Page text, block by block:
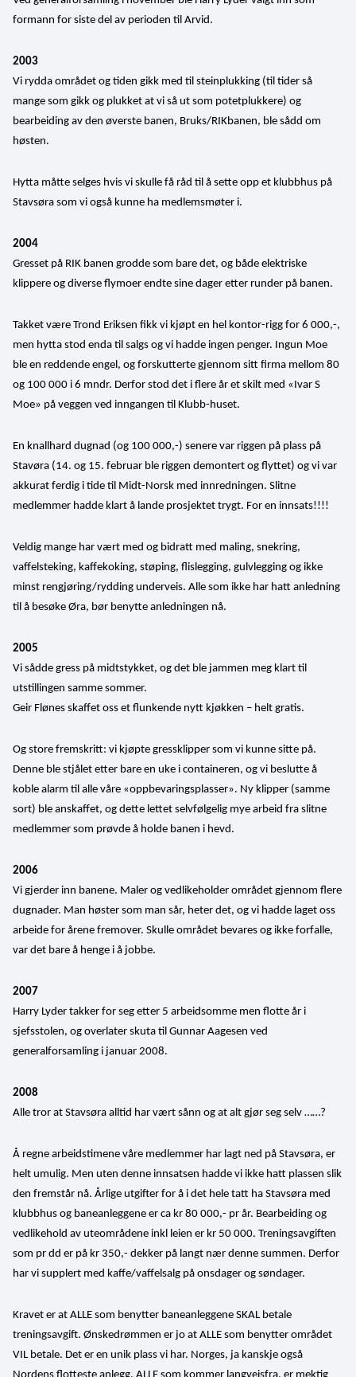
formann for siste del av perioden til Arvid.
2003
Vi rydda området og tiden gikk med til steinplukking (til tider så
mange som gikk og plukket at vi så ut som potetplukkere) og
bearbeiding av den øverste banen, Bruks/RIKbanen, ble sådd om
høsten.
Hytta måtte selges hvis vi skulle få råd til å sette opp et klubbhus på
Stavsøra som vi også kunne ha medlemsmøter i.
2004
Gresset på RIK banen grodde som bare det, og både elektriske
klippere og diverse flymoer endte sine dager etter runder på banen.
Takket være Trond Eriksen fikk vi kjøpt en hel kontor-rigg for 6 000,-,
men hytta stod enda til salgs og vi hadde ingen penger. Ingun Moe
ble en reddende engel, og forskutterte gjennom sitt firma mellom 80
og 100 000 i 6 mndr. Derfor stod det i flere år et skilt med «Ivar S
Moe» på veggen ved inngangen til Klubb-huset.
En knallhard dugnad (og 100 000,-) senere var riggen på plass på
Stavøra (14. og 15. februar ble riggen demontert og flyttet) og vi var
akkurat ferdig i tide til Midt-Norsk med innredningen. Slitne
medlemmer hadde klart å lande prosjektet trygt. For en innsats!!!!
Veldig mange har vært med og bidratt med maling, snekring,
vaffelsteking, kaffekoking, støping, flislegging, gulvlegging og ikke
minst rengjøring/rydding underveis. Alle som ikke har hatt anledning
til å besøke Øra, bør benytte anledningen nå.
2005
Vi sådde gress på midtstykket, og det ble jammen meg klart til
utstillingen samme sommer.
Geir Flønes skaffet oss et flunkende nytt kjøkken – helt gratis.
Og store fremskritt: vi kjøpte gressklipper som vi kunne sitte på.
Denne ble stjålet etter bare en uke i containeren, og vi beslutte å
koble alarm til alle våre «oppbevaringsplasser». Ny klipper (samme
sort) ble anskaffet, og dette lettet selvfølgelig mye arbeid fra slitne
medlemmer som prøvde å holde banen i hevd.
2006
Vi gjerder inn banene. Maler og vedlikeholder området gjennom flere
dugnader. Man høster som man sår, heter det, og vi hadde laget oss
arbeide for årene fremover. Skulle området bevares og ikke forfalle,
var det bare å henge i å jobbe.
2007
Harry Lyder takker for seg etter 5 arbeidsomme men flotte år i
sjefsstolen, og overlater skuta til Gunnar Aagesen ved
generalforsamling i januar 2008.
2008
Alle tror at Stavsøra alltid har vært sånn og at alt gjør seg selv ……?
Å regne arbeidstimene våre medlemmer har lagt ned på Stavsøra, er
helt umulig. Men uten denne innsatsen hadde vi ikke hatt plassen slik
den fremstår nå. Årlige utgifter for å i det hele tatt ha Stavsøra med
klubbhus og baneanleggene er ca kr 80 000,- pr år. Bearbeiding og
vedlikehold av uteområdene inkl leien er kr 50 000. Treningsavgiften
som pr dd er på kr 350,- dekker på langt nær denne summen. Derfor
har vi supplert med kaffe/vaffelsalg på onsdager og søndager.
Kravet er at ALLE som benytter baneanleggene SKAL betale
treningsavgift. Ønskedrømmen er jo at ALLE som benytter området
VIL betale. Det er en unik plass vi har. Norges, ja kanskje også